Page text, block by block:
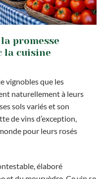
promesse
la cuisine
vignobles que les
naturellement à leurs
sols variés et son
de vins d’exception,
pour leurs rosés
élaboré